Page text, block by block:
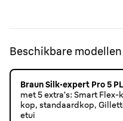
Beschikbare modellen
Braun Silk·expert Pro 5
met 5 extra’s: Smart
kop, standaardkop,
etui